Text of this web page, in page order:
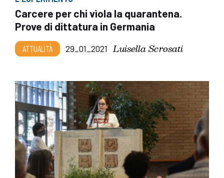
Carcere per chi vìola la quarantena.
Prove di dittatura in Germania
ATTUALITÀ 29_01_2021 Luisella Scrosati